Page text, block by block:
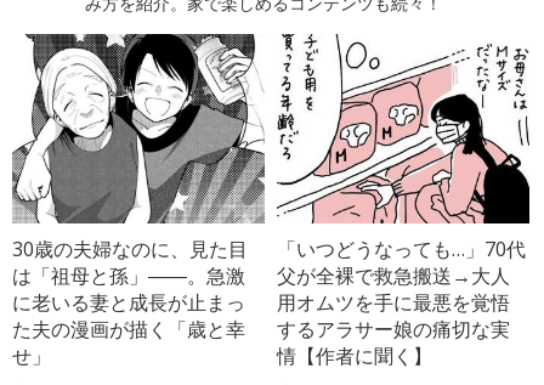
30歳の夫婦なのに、見た目
は「祖母と孫」――。急激
に老いる妻と成長が止まっ
た夫の漫画が描く「歳と幸
せ」
「いつどうなっても…」70代
父が全裸で救急搬送→大人
用オムツを手に最悪を覚悟
するアラサー娘の痛切な実
情【作者に聞く】